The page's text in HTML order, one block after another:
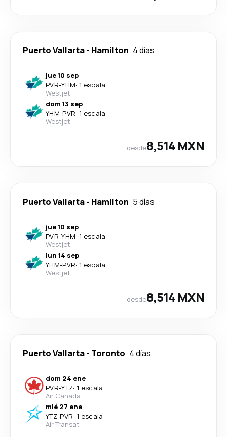
Puerto Vallarta- Hamilton 4 días
jue 10 sep
PVR-YHM· 1 escala
Westjet
dom 13 sep
YHM-PVR· 1 escala
Westjet
desde8,514 MXN
Puerto Vallarta- Hamilton 5 días
jue 10 sep
PVR-YHM· 1 escala
Westjet
lun 14 sep
YHM-PVR· 1 escala
Westjet
desde8,514 MXN
Puerto Vallarta- Toronto 4 días
dom 24 ene
PVR-YTZ· 1 escala
Air Canada
mié 27 ene
YTZ-PVR· 1 escala
Air Transat